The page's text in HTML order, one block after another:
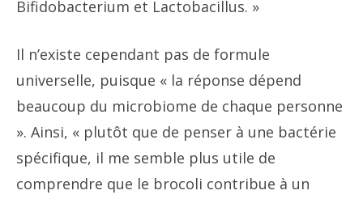
Bifidobacterium et Lactobacillus. »
Il n’existe cependant pas de formule
universelle, puisque « la réponse dépend
beaucoup du microbiome de chaque personne
». Ainsi, « plutôt que de penser à une bactérie
spécifique, il me semble plus utile de
comprendre que le brocoli contribue à un